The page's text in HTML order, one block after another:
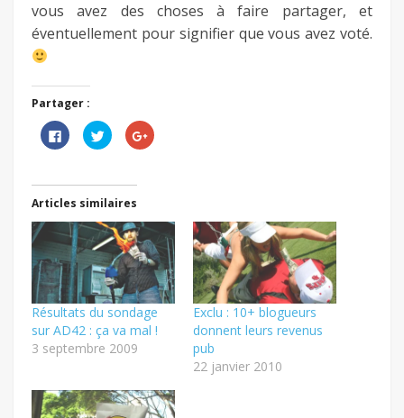
vous avez des choses à faire partager, et
éventuellement pour signifier que vous avez voté.
Partager :
Cliquez
pour
partager
dans
nouvelle
fenêtre)
Cliquez
pour
partager
dans
une
nouvelle
fenêtre)
Cliquez
pour
nouvelle
fenêtre)
Articles similaires
Résultats du sondage
sur AD42 : ça va mal !
3 septembre 2009
Exclu : 10+ blogueurs
donnent leurs revenus
pub
22 janvier 2010